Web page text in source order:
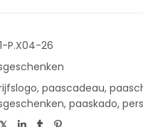
P.X04-26
, paascadeau,
, paaskado,